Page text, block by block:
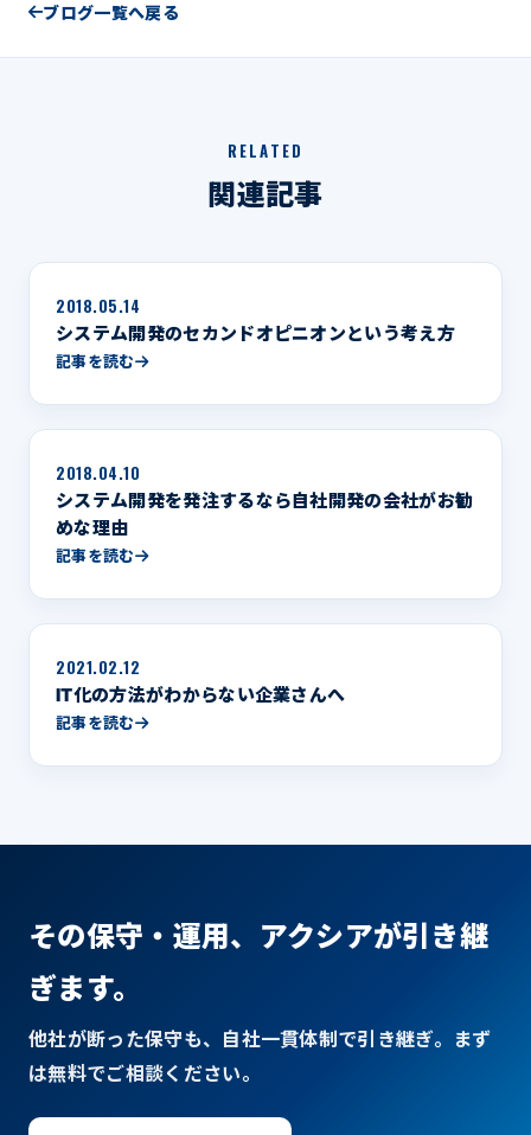
ブログ一覧へ戻る
RELATED
関連記事
2018.05.14
システム開発のセカンドオピニオンという考え方
記事を読む
2018.04.10
システム開発を発注するなら自社開発の会社がお勧
めな理由
記事を読む
2021.02.12
IT化の方法がわからない企業さんへ
記事を読む
その保守・運用、アクシアが引き継
ぎます。
他社が断った保守も、自社一貫体制で引き継ぎ。まず
は無料でご相談ください。